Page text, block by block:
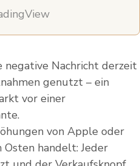
Nachricht derzeit
genutzt – ein
vor einer
von Apple oder
handelt: Jeder